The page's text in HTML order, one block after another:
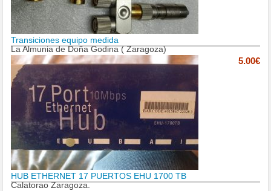
Transiciones equipo medida
La Almunia de Doña Godina ( Zaragoza)
5.00€
HUB ETHERNET 17 PUERTOS EHU 1700 TB
Calatorao Zaragoza.